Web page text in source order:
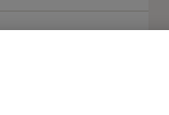
Görüşler (255)